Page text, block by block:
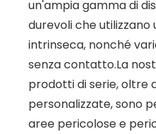
un'ampia gamma di
durevoli che utilizzano
intrinseca, nonché
senza contatto.La
prodotti di serie, oltre
personalizzate, sono
aree pericolose e